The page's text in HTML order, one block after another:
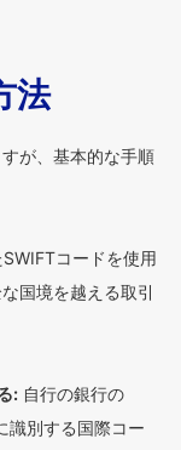
法
が、基本的な手順
コードを使用
国境を越える取引
: 自行の銀行の
識別する国際コー